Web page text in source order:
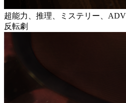
超能力、推理、ミステリー、
反転劇